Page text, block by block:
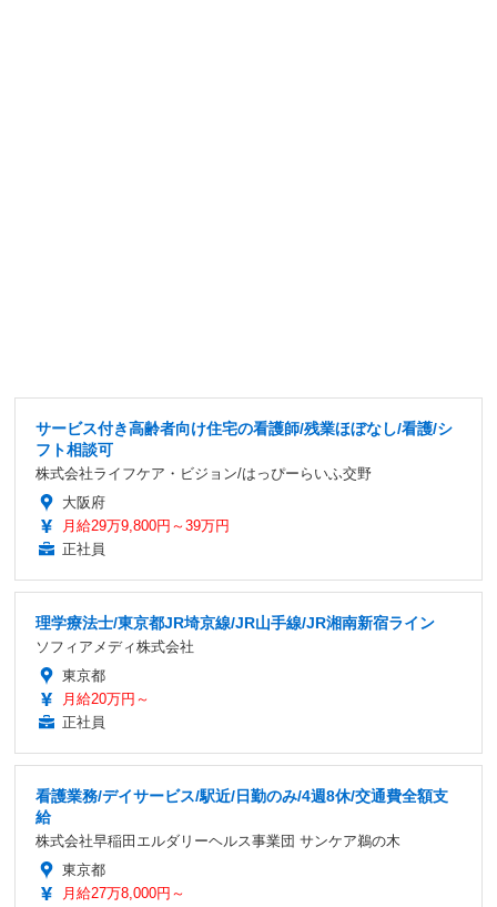
サービス付き高齢者向け住宅の看護師/残業ほぼなし/看護/シ
フト相談可
株式会社ライフケア・ビジョン/はっぴーらいふ交野
大阪府
月給29万9,800円～39万円
正社員
理学療法士/東京都JR埼京線/JR山手線/JR湘南新宿ライン
ソフィアメディ株式会社
東京都
月給20万円～
正社員
看護業務/デイサービス/駅近/日勤のみ/4週8休/交通費全額支
給
株式会社早稲田エルダリーヘルス事業団 サンケア鵜の木
東京都
月給27万8,000円～